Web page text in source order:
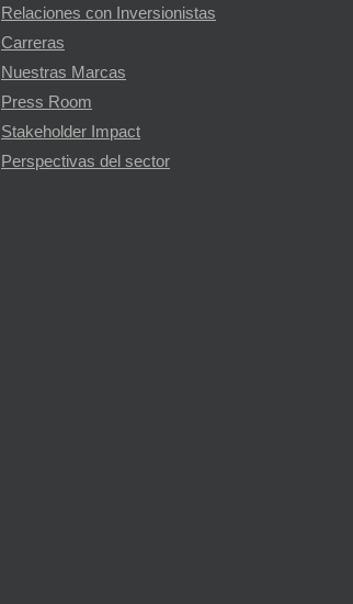
Relaciones con Inversionistas
Carreras
Nuestras Marcas
Press Room
Stakeholder Impact
Perspectivas del sector